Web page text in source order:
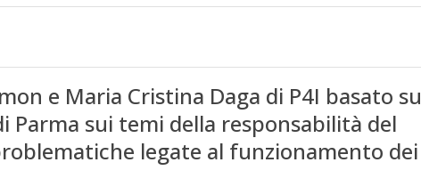
e Maria Cristina Daga di P4I basato su
Parma sui temi della responsabilità del
legate al funzionamento dei